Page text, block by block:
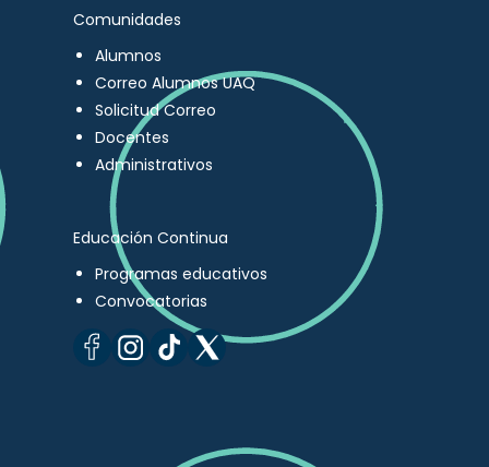
Comunidades
Alumnos
Correo Alumnos UAQ
Solicitud Correo
Docentes
Administrativos
Educación Continua
Programas educativos
Convocatorias